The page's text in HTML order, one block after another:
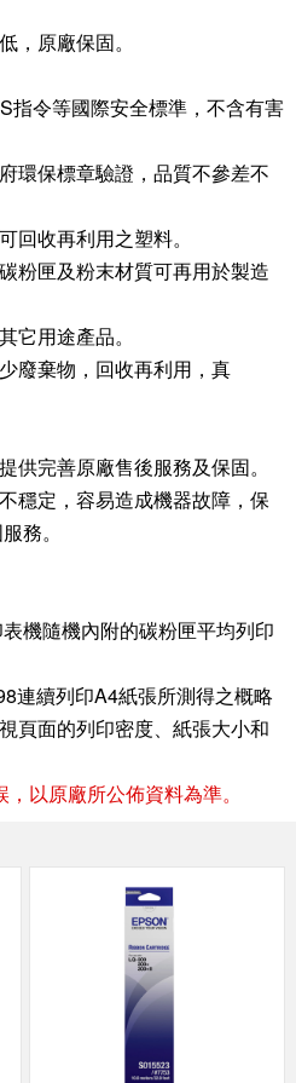
，原廠保固。
指令等國際安全標準，不含有害
環保標章驗證，品質不參差不
回收再利用之塑料。
粉匣及粉末材質可再用於製造
它用途產品。
廢棄物，回收再利用，真
供完善原廠售後服務及保固。
穩定，容易造成機器故障，保
務。
隨機內附的碳粉匣平均列印
續列印A4紙張所測得之概略
頁面的列印密度、紙張大小和
以原廠所公佈資料為準。